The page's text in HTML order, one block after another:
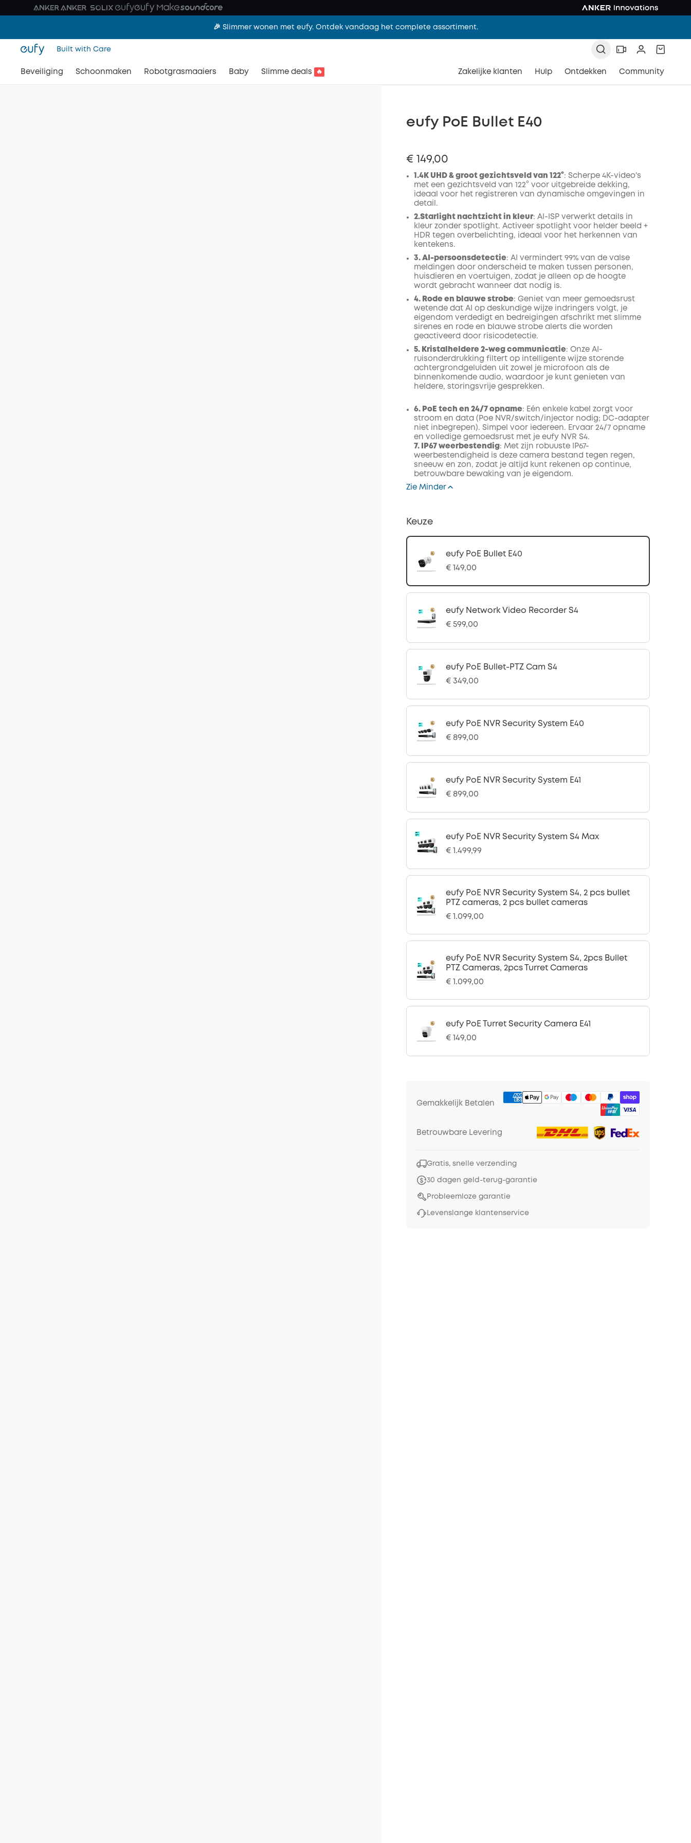
🎉 Slimmer wonen met eufy. Ontdek vandaag het complete assortiment.
Built with Care
Beveiliging Schoonmaken Robotgrasmaaiers Baby Slimme deals 🔥 Zakelijke klanten Hulp Ontdekken Community
eufy PoE Bullet E40
€ 149,00
1.4K UHD & groot gezichtsveld van 122°: Scherpe 4K-video's
met een gezichtsveld van 122° voor uitgebreide dekking,
ideaal voor het registreren van dynamische omgevingen in
detail.
2.Starlight nachtzicht in kleur: AI-ISP verwerkt details in
kleur zonder spotlight. Activeer spotlight voor helder beeld +
HDR tegen overbelichting, ideaal voor het herkennen van
kentekens.
3. AI-persoonsdetectie: AI vermindert 99% van de valse
meldingen door onderscheid te maken tussen personen,
huisdieren en voertuigen, zodat je alleen op de hoogte
wordt gebracht wanneer dat nodig is.
4. Rode en blauwe strobe: Geniet van meer gemoedsrust
wetende dat AI op deskundige wijze indringers volgt, je
eigendom verdedigt en bedreigingen afschrikt met slimme
sirenes en rode en blauwe strobe alerts die worden
geactiveerd door risicodetectie.
5. Kristalheldere 2-weg communicatie: Onze AI-
ruisonderdrukking filtert op intelligente wijze storende
achtergrondgeluiden uit zowel je microfoon als de
binnenkomende audio, waardoor je kunt genieten van
heldere, storingsvrije gesprekken.
6. PoE tech en 24/7 opname: Eén enkele kabel zorgt voor
stroom en data (Poe NVR/switch/injector nodig; DC-adapter
niet inbegrepen). Simpel voor iedereen. Ervaar 24/7 opname
en volledige gemoedsrust met je eufy NVR S4.
7. IP67 weerbestendig : Met zijn robuuste IP67-
weerbestendigheid is deze camera bestand tegen regen,
sneeuw en zon, zodat je altijd kunt rekenen op continue,
betrouwbare bewaking van je eigendom.
Zie Minder
Keuze
eufy PoE Bullet E40
€ 149,00
eufy Network Video Recorder S4
€ 599,00
eufy PoE Bullet-PTZ Cam S4
€ 349,00
eufy PoE NVR Security System E40
€ 899,00
eufy PoE NVR Security System E41
€ 899,00
eufy PoE NVR Security System S4 Max
€ 1.499,99
eufy PoE NVR Security System S4, 2 pcs bullet
PTZ cameras, 2 pcs bullet cameras
€ 1.099,00
eufy PoE NVR Security System S4, 2pcs Bullet
PTZ Cameras, 2pcs Turret Cameras
€ 1.099,00
eufy PoE Turret Security Camera E41
€ 149,00
Gemakkelijk Betalen
Betrouwbare Levering
Gratis, snelle verzending
30 dagen geld-terug-garantie
Probleemloze garantie
Levenslange klantenservice